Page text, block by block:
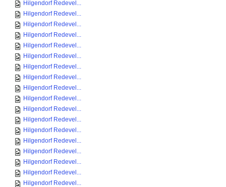
Hilgendorf Redevel...
Hilgendorf Redevel...
Hilgendorf Redevel...
Hilgendorf Redevel...
Hilgendorf Redevel...
Hilgendorf Redevel...
Hilgendorf Redevel...
Hilgendorf Redevel...
Hilgendorf Redevel...
Hilgendorf Redevel...
Hilgendorf Redevel...
Hilgendorf Redevel...
Hilgendorf Redevel...
Hilgendorf Redevel...
Hilgendorf Redevel...
Hilgendorf Redevel...
Hilgendorf Redevel...
Hilgendorf Redevel...